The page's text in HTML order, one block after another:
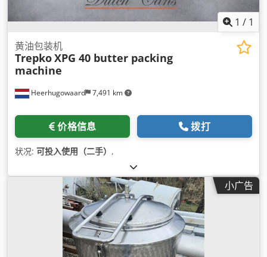
1 / 1
Heerhugowaard 7,491 km
黄油包装机
TrepkoXPG 40 butter packing
machine
价格信息 拨打
状况: 可投入使用（二手） ,
小广告